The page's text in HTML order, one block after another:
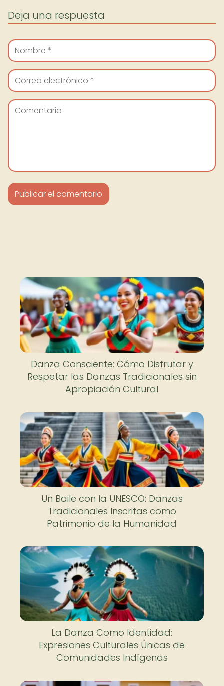
Deja una respuesta
Danza Consciente: Cómo Disfrutar y
Respetar las Danzas Tradicionales sin
Apropiación Cultural
Un Baile con la UNESCO: Danzas
Tradicionales Inscritas como
Patrimonio de la Humanidad
La Danza Como Identidad:
Expresiones Culturales Únicas de
Comunidades Indígenas